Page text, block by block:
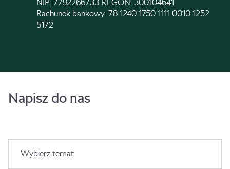
NIP: 7792266733 REGON: 300104641
Rachunek bankowy: 78 1240 1750 1111 0010 1252
5172
Napisz do nas
Wybierz temat